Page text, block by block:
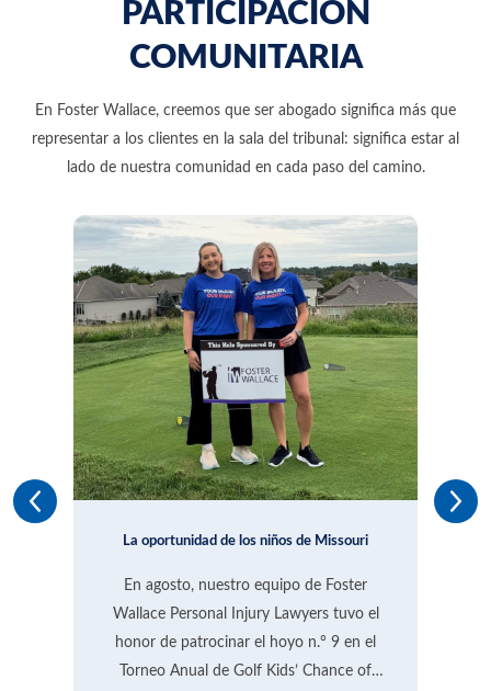
PARTICIPACIÓN
COMUNITARIA
En Foster Wallace, creemos que ser abogado significa más que
representar a los clientes en la sala del tribunal: significa estar al
lado de nuestra comunidad en cada paso del camino.
La oportunidad de los niños de Missouri
En agosto, nuestro equipo de Foster
Wallace Personal Injury Lawyers tuvo el
honor de patrocinar el hoyo n.° 9 en el
Torneo Anual de Golf Kids’ Chance of